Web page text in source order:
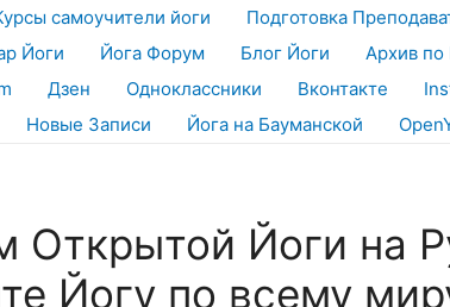
самоучители йоги
Подготовка
Йоги Йога Форум Блог Йоги Архив по
Дзен Одноклассники Вконтакте
Новые Записи Йога на Бауманской
Открытой Йоги на
Йогу по всему